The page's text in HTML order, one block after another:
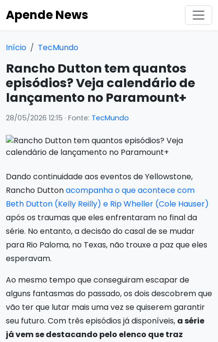
Apende News
Início TecMundo
Rancho Dutton tem quantos
episódios? Veja calendário de
lançamento no Paramount+
28/05/2026 12:15 · Fonte: TecMundo
Dando continuidade aos eventos de Yellowstone,
Rancho Duttonacompanha o que acontece com
Beth Dutton (Kelly Reilly) e Rip Wheller (Cole Hauser)
após os traumas que eles enfrentaram no final da
série. No entanto, a decisão do casal de se mudar
para Rio Paloma, no Texas, não trouxe a paz que eles
esperavam.
Ao mesmo tempo que conseguiram escapar de
alguns fantasmas do passado, os dois descobrem que
vão ter que lutar mais uma vez se quiserem garantir
seu futuro. Com três episódios já disponíveis, a série
já vem se destacando pelo elenco que traz